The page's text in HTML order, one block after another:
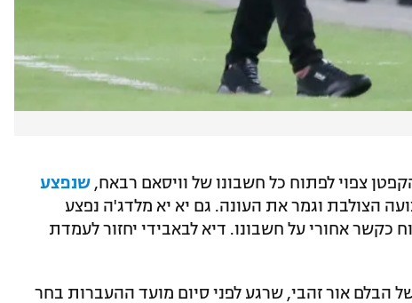
צפוי לפתוח כל חשבונו של וויסאם רבאח, שנפצע
הצולבת וגמר את העונה. גם יא יא מלדג'ה נפצע
כקשר אחורי על חשבונו. דיא לבאבידי יחזור לעמדת
הבלם אור זהבי, שרגע לפני סיום מועד ההעברות בחר